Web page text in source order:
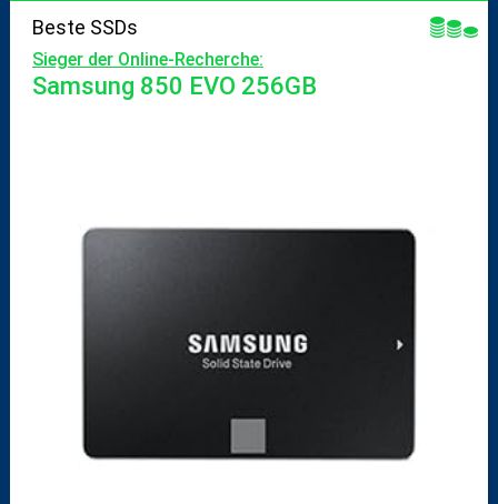
Beste SSDs
Sieger der Online-Recherche:
Samsung 850 EVO 256GB